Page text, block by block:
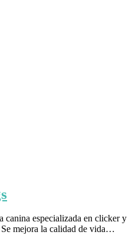
especializada en clicker
Se mejora la calidad de vida…